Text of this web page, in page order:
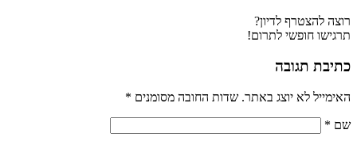
לדיון?
לתרום!
לא יוצג באתר. שדות החובה מסומנים *